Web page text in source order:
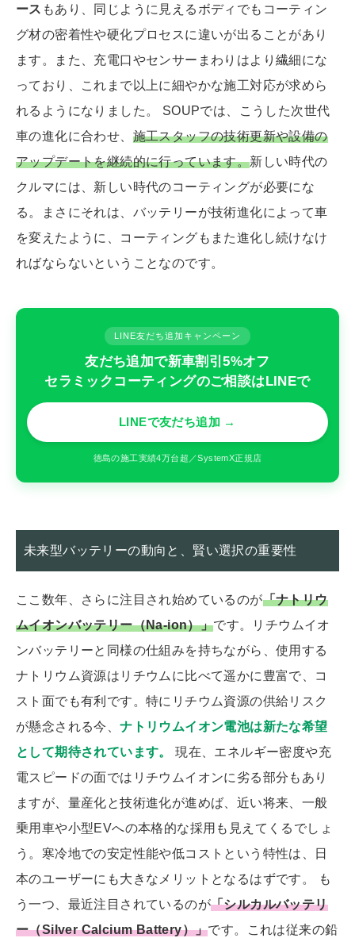
ース もあり、同じように見えるボディでもコーティン
グ材の密着性や硬化プロセスに違いが出ることがあり
ます。また、充電口やセンサーまわりはより繊細にな
っており、これまで以上に細やかな施工対応が求めら
れるようになりました。 SOUPでは、こうした次世代
車の進化に合わせ、 施工スタッフの技術更新や設備の
アップデートを継続的に行っています。新しい時代の
クルマには、新しい時代のコーティングが必要にな
る。まさにそれは、バッテリーが技術進化によって車
を変えたように、コーティングもまた進化し続けなけ
ればならないということなのです。
LINE友だち追加キャンペーン
友だち追加で新車割引5%オフ
セラミックコーティングのご相談はLINEで
LINEで友だち追加 →
徳島の施工実績4万台超／SystemX正規店
未来型バッテリーの動向と、賢い選択の重要性
ここ数年、さらに注目され始めているのが「ナトリウ
ムイオンバッテリー（Na-ion）」です。リチウムイオ
ンバッテリーと同様の仕組みを持ちながら、使用する
ナトリウム資源はリチウムに比べて遥かに豊富で、コ
スト面でも有利です。特にリチウム資源の供給リスク
が懸念される今、ナトリウムイオン電池は新たな希望
として期待されています。
現在、エネルギー密度や充
電スピードの面ではリチウムイオンに劣る部分もあり
ますが、量産化と技術進化が進めば、近い将来、一般
乗用車や小型EVへの本格的な採用も見えてくるでしょ
う。寒冷地での安定性能や低コストという特性は、日
本のユーザーにも大きなメリットとなるはずです。 も
う一つ、最近注目されているのが「シルカルバッテリ
ー（Silver Calcium Battery）」です。これは従来の鉛